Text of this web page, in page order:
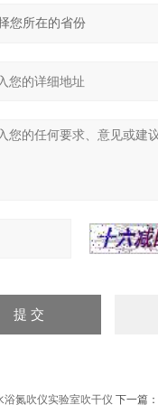
氮吹仪实验室吹干仪 下一篇：